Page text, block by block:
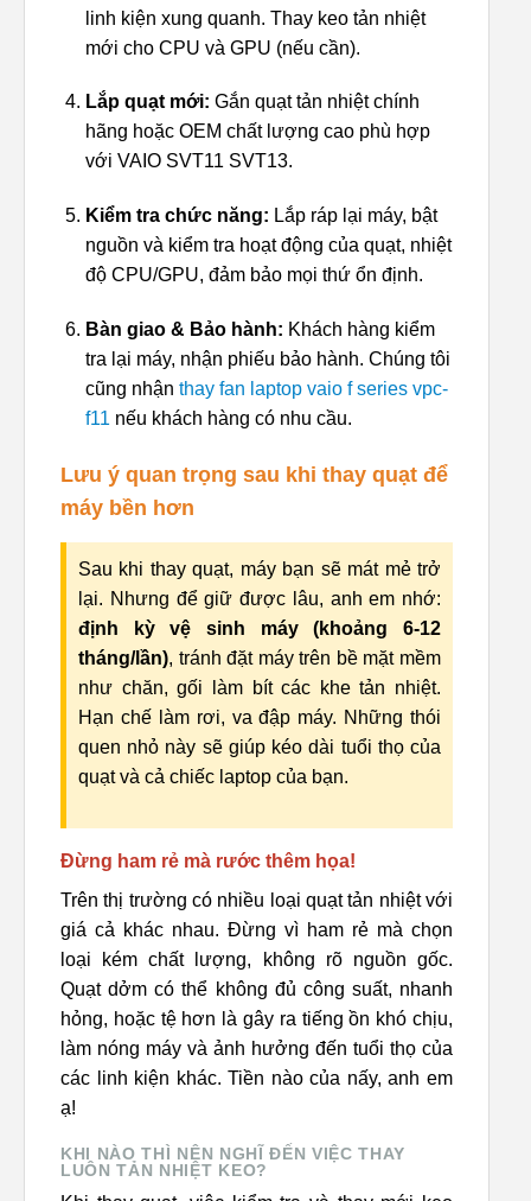
linh kiện xung quanh. Thay keo tản nhiệt
mới cho CPU và GPU (nếu cần).
Lắp quạt mới: Gắn quạt tản nhiệt chính
hãng hoặc OEM chất lượng cao phù hợp
với VAIO SVT11 SVT13.
Kiểm tra chức năng: Lắp ráp lại máy, bật
nguồn và kiểm tra hoạt động của quạt, nhiệt
độ CPU/GPU, đảm bảo mọi thứ ổn định.
Bàn giao & Bảo hành: Khách hàng kiểm
tra lại máy, nhận phiếu bảo hành. Chúng tôi
cũng nhận thay fan laptop vaio f series vpc-
f11 nếu khách hàng có nhu cầu.
Lưu ý quan trọng sau khi thay quạt để
máy bền hơn
Sau khi thay quạt, máy bạn sẽ mát mẻ trở
lại. Nhưng để giữ được lâu, anh em nhớ:
định kỳ vệ sinh máy (khoảng 6-12
tháng/lần), tránh đặt máy trên bề mặt mềm
như chăn, gối làm bít các khe tản nhiệt.
Hạn chế làm rơi, va đập máy. Những thói
quen nhỏ này sẽ giúp kéo dài tuổi thọ của
quạt và cả chiếc laptop của bạn.
Đừng ham rẻ mà rước thêm họa!
Trên thị trường có nhiều loại quạt tản nhiệt với
giá cả khác nhau. Đừng vì ham rẻ mà chọn
loại kém chất lượng, không rõ nguồn gốc.
Quạt dởm có thể không đủ công suất, nhanh
hỏng, hoặc tệ hơn là gây ra tiếng ồn khó chịu,
làm nóng máy và ảnh hưởng đến tuổi thọ của
các linh kiện khác. Tiền nào của nấy, anh em
ạ!
KHI NÀO THÌ NÊN NGHĨ ĐẾN VIỆC THAY
LUÔN TẢN NHIỆT KEO?